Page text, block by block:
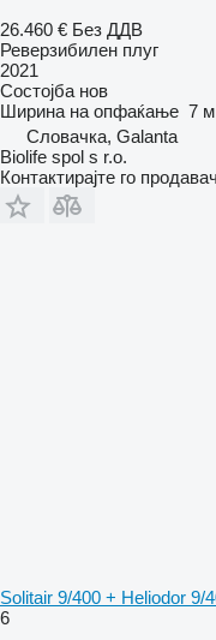
26.460 € Без ДДВ
Реверзибилен плуг
2021
Состојба нов
Ширина на опфаќање 7 м
Словачка, Galanta
Biolife spol s r.o.
Контактирајте го
Solitair 9/400 + Heliodor 9/
6